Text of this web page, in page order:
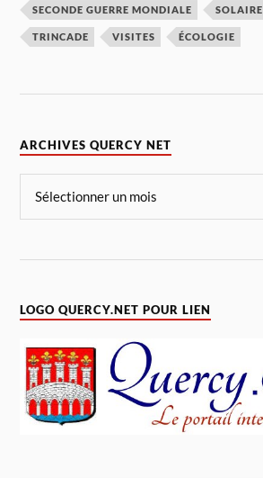
SECONDE GUERRE MONDIALE SOLAIRE
TRINCADE VISITES ÉCOLOGIE
ARCHIVES QUERCY NET
LOGO QUERCY.NET POUR LIEN